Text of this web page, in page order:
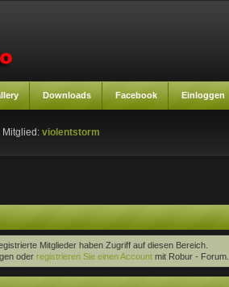
Downloads Facebook Einloggen
Mitglied:violentstorm
Mitglieder haben Zugriff auf diesen Bereich.
oder registrieren Sie einen Accountmit Robur - Forum.